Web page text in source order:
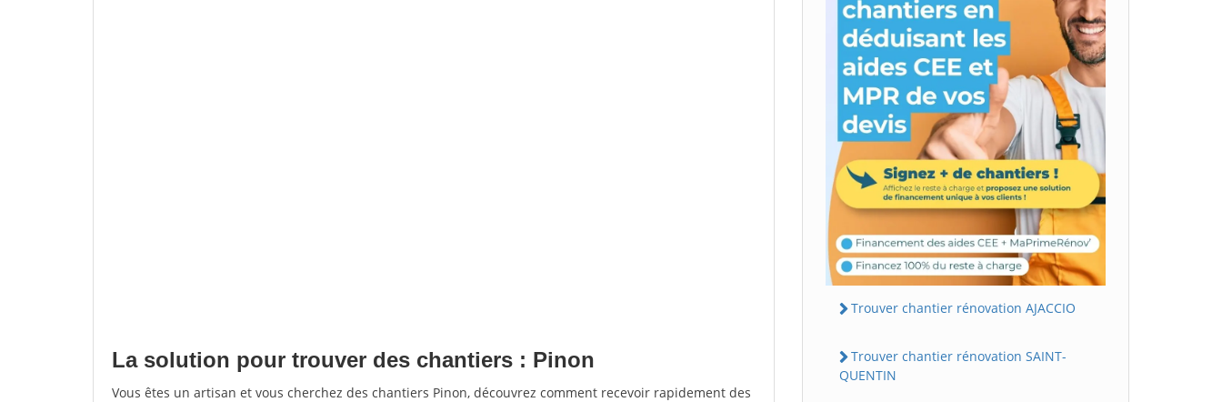
La solution pour trouver des chantiers : Pinon
Vous êtes un artisan et vous cherchez des chantiers Pinon, découvrez comment recevoir rapidement des
Trouver chantier rénovation AJACCIO
Trouver chantier rénovation SAINT-
QUENTIN